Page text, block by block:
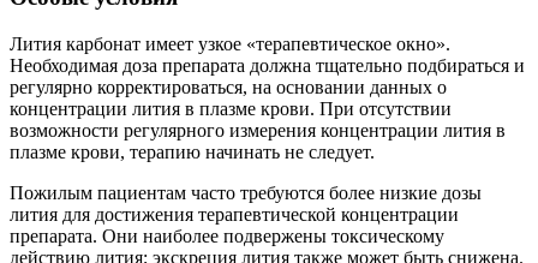
Лития карбонат имеет узкое «терапевтическое окно».
Необходимая доза препарата должна тщательно подбираться и
регулярно корректироваться, на основании данных о
концентрации лития в плазме крови. При отсутствии
возможности регулярного измерения концентрации лития в
плазме крови, терапию начинать не следует.
Пожилым пациентам часто требуются более низкие дозы
лития для достижения терапевтической концентрации
препарата. Они наиболее подвержены токсическому
действию лития; экскреция лития также может быть снижена.